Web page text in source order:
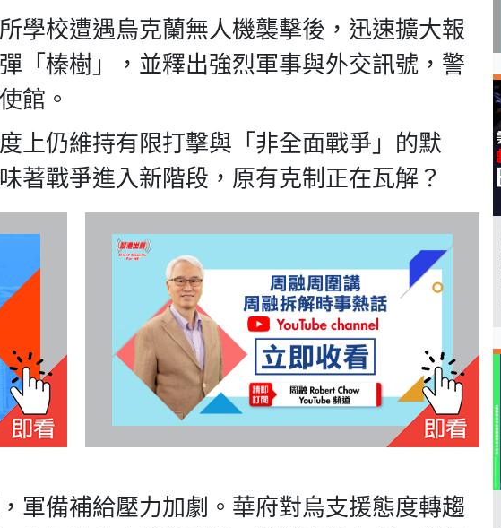
學校遭遇烏克蘭無人機襲擊後，迅速擴大報
「榛樹」，並釋出強烈軍事與外交訊號，警
館。
上仍維持有限打擊與「非全面戰爭」的默
著戰爭進入新階段，原有克制正在瓦解？
軍備補給壓力加劇。華府對烏支援態度轉趨